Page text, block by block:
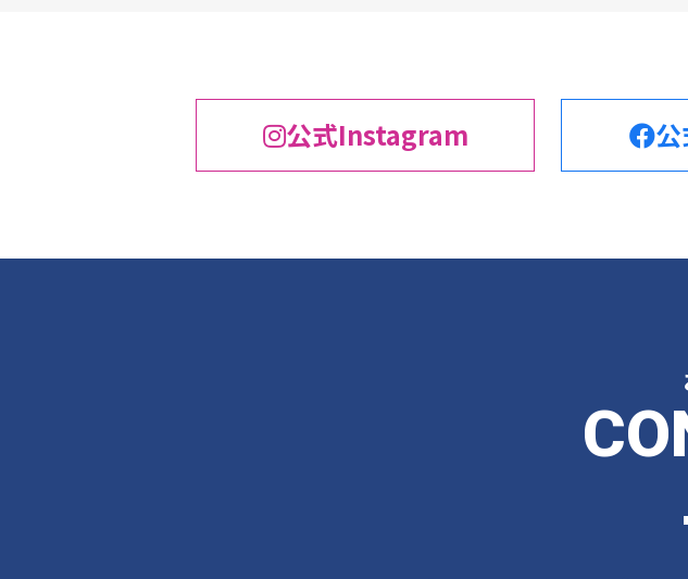
公式Instagram